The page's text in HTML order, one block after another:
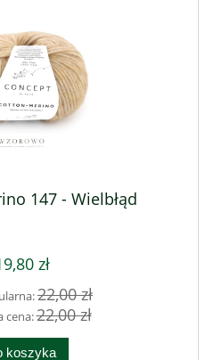
147 - Wielbłąd
zł
22,00 zł
cena:22,00 zł
koszyka